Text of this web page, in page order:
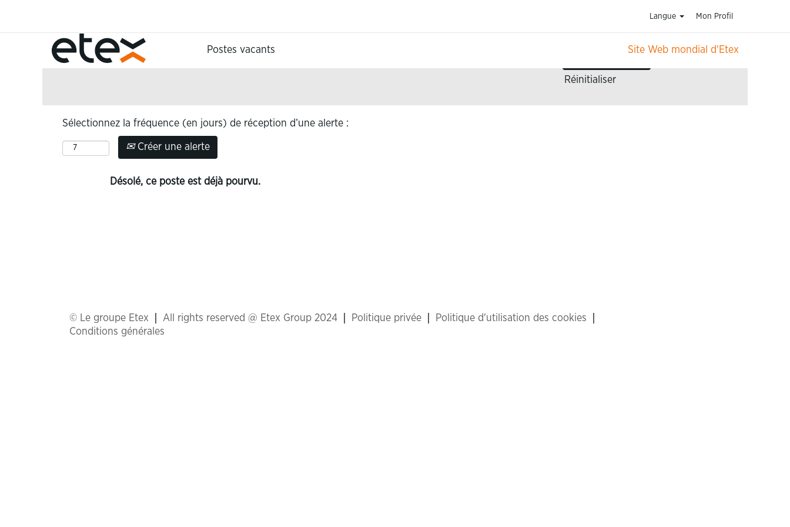
Langue Mon Profil
Postes vacants Site Web mondial d'Etex
Afficher plus d’options
Réinitialiser
Sélectionnez la fréquence (en jours) de réception d’une alerte :
Créer une alerte
Désolé, ce poste est déjà pourvu.
© Le groupe Etex All rights reserved @ Etex Group 2024 Politique privée
Politique d'utilisation des cookies
Conditions générales